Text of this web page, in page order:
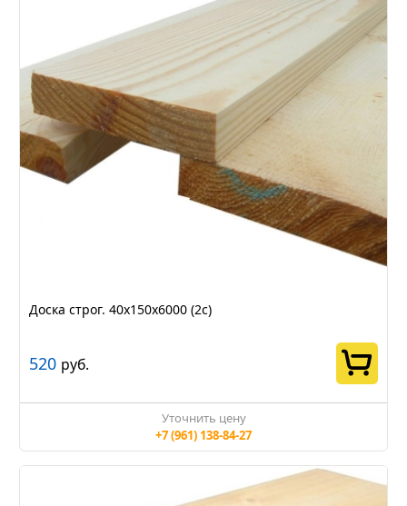
Доска строг. 40х150х6000 (2с)
520 руб.
Уточнить цену
+7 (961) 138-84-27